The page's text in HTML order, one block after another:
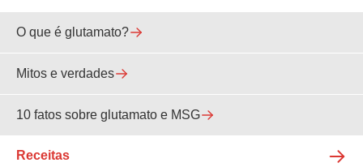
O que é glutamato?
Mitos e verdades
10 fatos sobre glutamato e MSG
Receitas